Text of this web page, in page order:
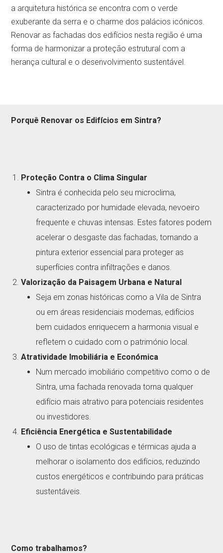
a arquitetura histórica se encontra com o verde
exuberante da serra e o charme dos palácios icónicos.
Renovar as fachadas dos edifícios nesta região é uma
forma de harmonizar a proteção estrutural com a
herança cultural e o desenvolvimento sustentável.
Porquê Renovar os Edifícios em Sintra?
Proteção Contra o Clima Singular
Sintra é conhecida pelo seu microclima,
caracterizado por humidade elevada, nevoeiro
frequente e chuvas intensas. Estes fatores podem
acelerar o desgaste das fachadas, tornando a
pintura exterior essencial para proteger as
superfícies contra infiltrações e danos.
Valorização da Paisagem Urbana e Natural
Seja em zonas históricas como a Vila de Sintra
ou em áreas residenciais modernas, edifícios
bem cuidados enriquecem a harmonia visual e
refletem o cuidado com o património local.
Atratividade Imobiliária e Económica
Num mercado imobiliário competitivo como o de
Sintra, uma fachada renovada torna qualquer
edifício mais atrativo para potenciais residentes
ou investidores.
Eficiência Energética e Sustentabilidade
O uso de tintas ecológicas e térmicas ajuda a
melhorar o isolamento dos edifícios, reduzindo
custos energéticos e contribuindo para práticas
sustentáveis.
Como trabalhamos?